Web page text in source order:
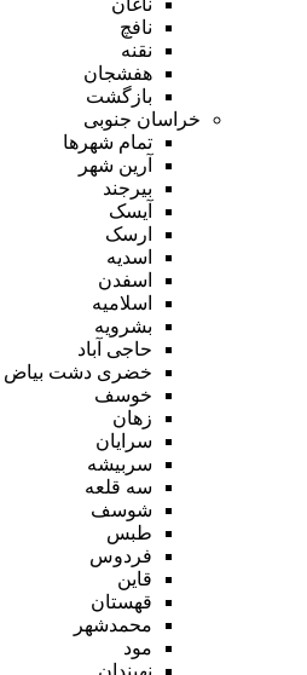
نافچ
نقنه
هفشجان
بازگشت
خراسان جنوبی
تمام شهر‌ها
آرین شهر
بیرجند
آیسک
ارسک
اسدیه
اسفدن
اسلامیه
بشرویه
حاجی آباد
خضری دشت بیاض
خوسف
زهان
سرایان
سربیشه
سه قلعه
شوسف
طبس
فردوس
قاین
قهستان
محمدشهر
مود
نهبندان